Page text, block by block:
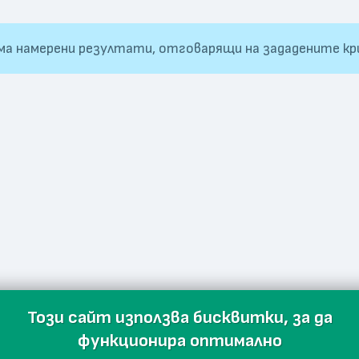
намерени резултати, отговарящи на зададените
Този сайт използва бисквитки, за да
функционира оптимално